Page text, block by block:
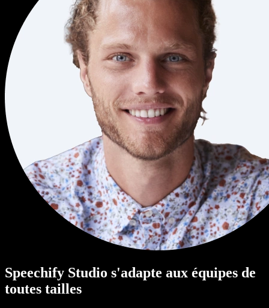
Speechify Studio s'adapte aux équipes de
toutes tailles